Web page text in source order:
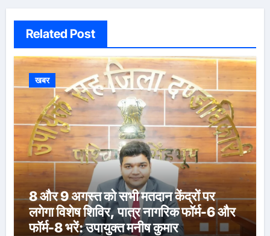
Related Post
खबर
8 और 9 अगस्त को सभी मतदान केंद्रों पर
लगेगा विशेष शिविर, पात्र नागरिक फॉर्म-6 और
फॉर्म-8 भरें: उपायुक्त मनीष कुमार